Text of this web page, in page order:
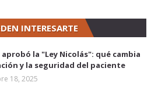
INTERESARTE
aprobó la "Ley Nicolás": qué cambia
y la seguridad del paciente
18, 2025